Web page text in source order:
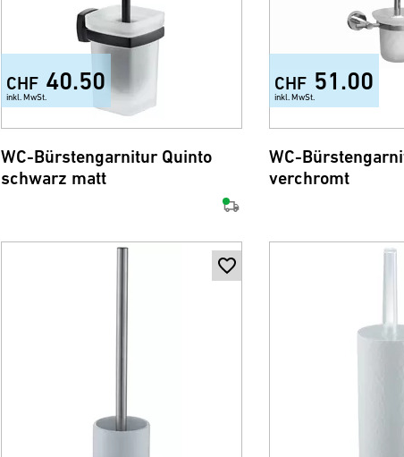
CHF 40.50
inkl. MwSt.
WC-Bürstengarnitur Quinto
schwarz matt
CHF 51.00
inkl. MwSt.
WC-
verchromt